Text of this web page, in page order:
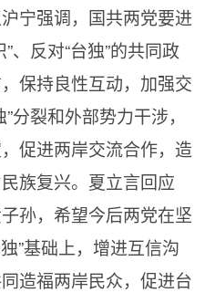
宁强调，国共两党要进
、反对“台独”的共同政
保持良性互动，加强交
分裂和外部势力干涉，
促进两岸交流合作，造
族复兴。夏立言回应
孙，希望今后两党在坚
”基础上，增进互信沟
造福两岸民众，促进台